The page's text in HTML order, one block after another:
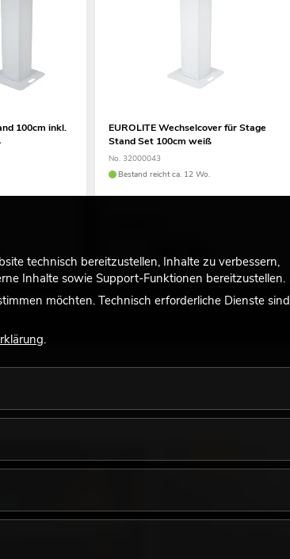
100cm inkl.
EUROLITE Wechselcover für Stage
Stand Set 100cm weiß
No. 32000043
Bestand reicht ca. 12 Wo.
LICHT
technisch bereitzustellen, Inhalte zu verbessern,
Inhalte sowie Support-Funktionen bereitzustellen.
möchten. Technisch erforderliche Dienste sind
.